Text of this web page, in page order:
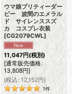
ウマ娘プリティーダー
ビー 波間のエメラル
ド サイレンススズ
カ コスプレ衣装
[CG2079CWL]
11,047円(税別)
[通常販売価格:
13,808円]
(税込: 12,152円)
1件